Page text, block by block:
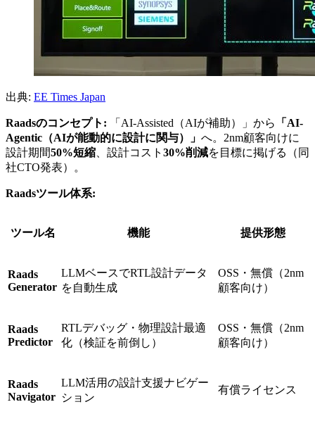
出典: EE Times Japan
Raadsのコンセプト: 「AI-Assisted（AIが補助）」から
「AI-
Agentic（AIが能動的に設計に関与）」 へ。2nm顧客向けに
設計期間50%短縮 、設計コスト 30%削減を目標に掲げる（同
社CTO発表）。
Raadsツール体系:
ツール名 機能 提供形態
Raads
Generator
LLMベースでRTL設計データ
を自動生成
OSS・無償（2nm
顧客向け）
Raads
Predictor
RTLデバッグ・物理設計最適
化（検証を前倒し）
OSS・無償（2nm
顧客向け）
Raads
Navigator
LLM活用の設計支援ナビゲー
ション
有償ライセンス